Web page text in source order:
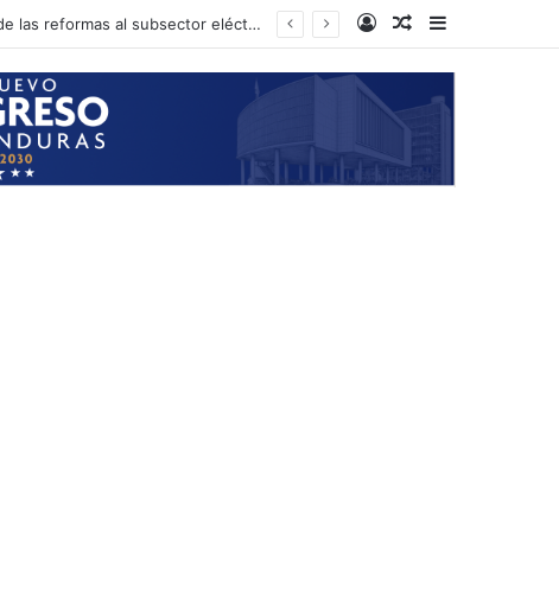
Presidente del CN anuncia que el próximo martes podría iniciarse la aprobación de las reformas al subsector eléctrico Log InRandom Article